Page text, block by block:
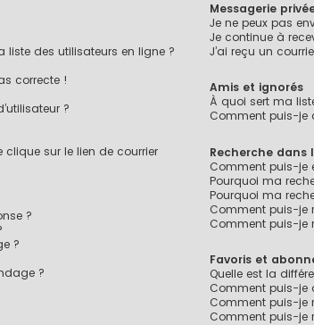
des utilisateurs en ligne ?
correcte !
?
sur le lien de courrier
?
?
?
Messagerie
Je ne peux pas
Je continue à
J’ai reçu un
Amis et ignorés
À quoi sert ma
Comment puis-je
Recherche dans
Comment puis-je
Pourquoi ma
Pourquoi ma
Comment puis-je
Comment puis-je
Favoris et
Quelle est la
Comment puis-je
Comment puis-je
Comment puis-je